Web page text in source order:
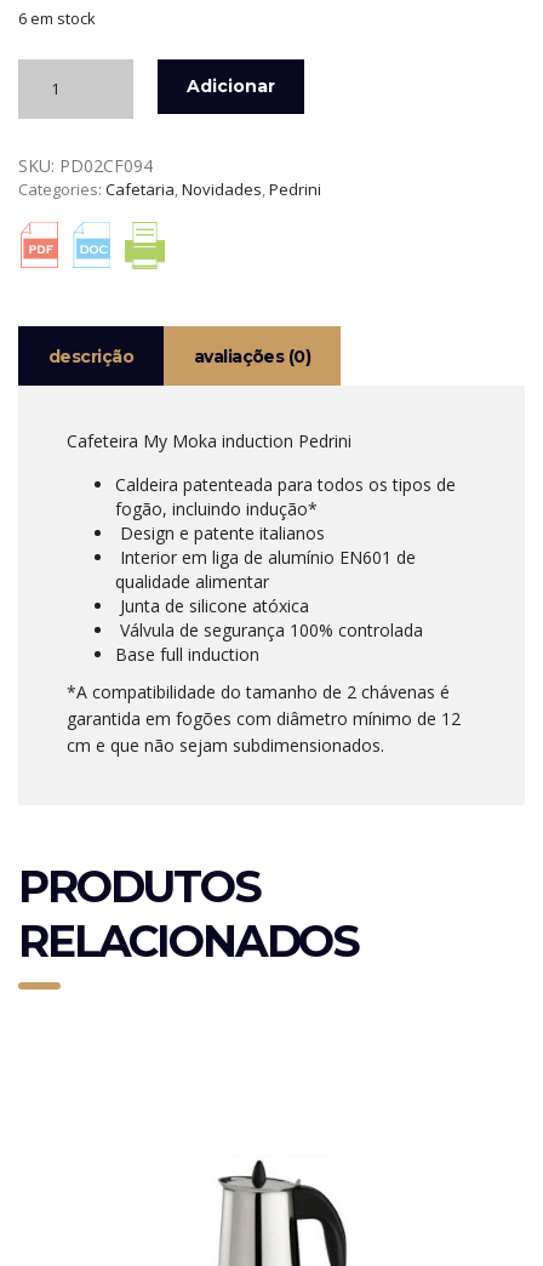
6 em stock
CAFETEIRA
MOKA
FULL
PEDRINI
Adicionar
SKU: PD02CF094
Categories: Cafetaria Novidades Pedrini
descrição avaliações (0)
Cafeteira My Moka induction Pedrini
Caldeira patenteada para todos os tipos de
fogão, incluindo indução*
Design e patente italianos
Interior em liga de alumínio EN601 de
qualidade alimentar
Junta de silicone atóxica
Válvula de segurança 100% controlada
Base full induction
*A compatibilidade do tamanho de 2 chávenas é
garantida em fogões com diâmetro mínimo de 12
cm e que não sejam subdimensionados.
PRODUTOS
RELACIONADOS